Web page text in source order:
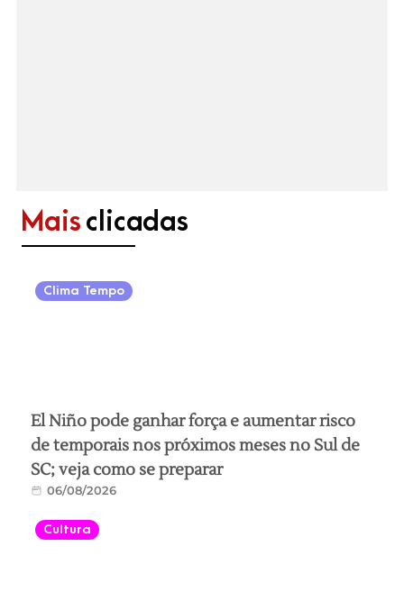
Mais clicadas
Clima Tempo
El Niño pode ganhar força e aumentar risco
de temporais nos próximos meses no Sul de
SC; veja como se preparar
06/08/2026
Cultura